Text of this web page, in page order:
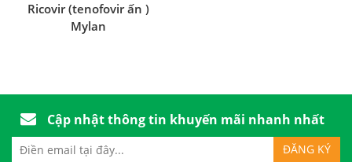
Ricovir (tenofovir ấn )
Mylan
Cập nhật thông tin khuyến mãi nhanh nhất